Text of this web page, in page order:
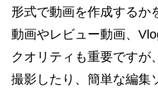
形式で動画を作成するか
動画やレビュー動画、
クオリティも重要ですが
撮影したり、簡単な編集